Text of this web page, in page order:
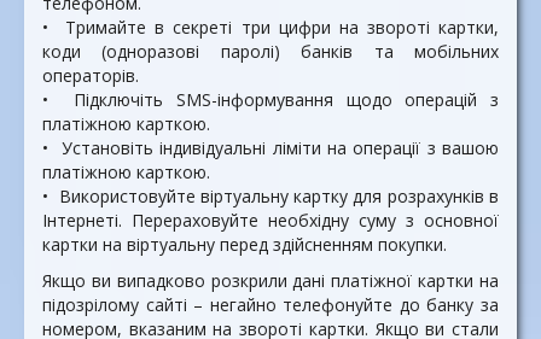
• Тримайте в секреті три циф­ри на звороті картки,
коди (одноразові паролі) банків та мобільних
операторів.
• Підключіть SМS-інформу­вання щодо операцій з
платіжною карткою.
• Установіть індивідуальні ліміти на операції з вашою
платіжною карткою.
• Використовуйте віртуаль­ну картку для розрахунків в
Інтернеті. Перераховуйте необхідну суму з основної
картки на віртуальну перед здійсненням покупки.
Якщо ви випадково розкри­ли дані платіжної картки на
підозрілому сайті – негайно те­лефонуйте до банку за
номером, вказаним на звороті картки. Якщо ви стали